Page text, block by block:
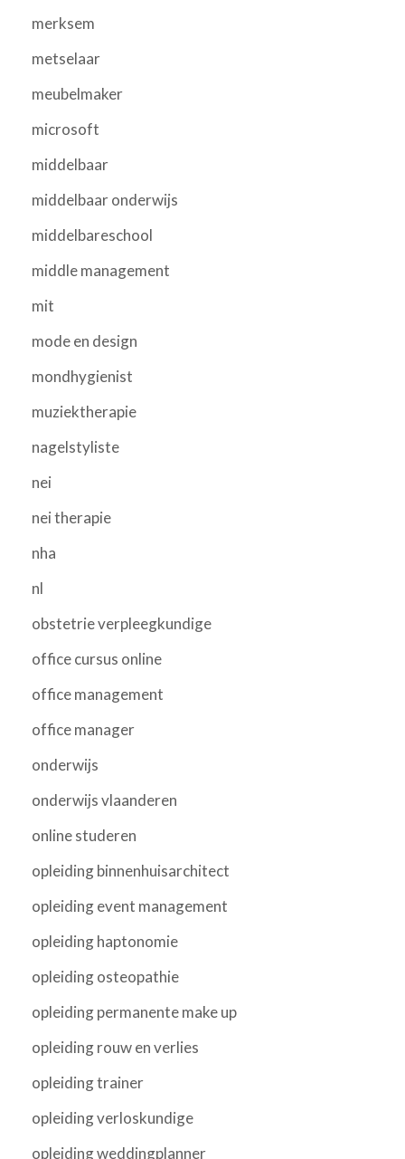
merksem
metselaar
meubelmaker
microsoft
middelbaar
middelbaar onderwijs
middelbareschool
middle management
mit
mode en design
mondhygienist
muziektherapie
nagelstyliste
nei
nei therapie
nha
nl
obstetrie verpleegkundige
office cursus online
office management
office manager
onderwijs
onderwijs vlaanderen
online studeren
opleiding binnenhuisarchitect
opleiding event management
opleiding haptonomie
opleiding osteopathie
opleiding permanente make up
opleiding rouw en verlies
opleiding trainer
opleiding verloskundige
opleiding weddingplanner